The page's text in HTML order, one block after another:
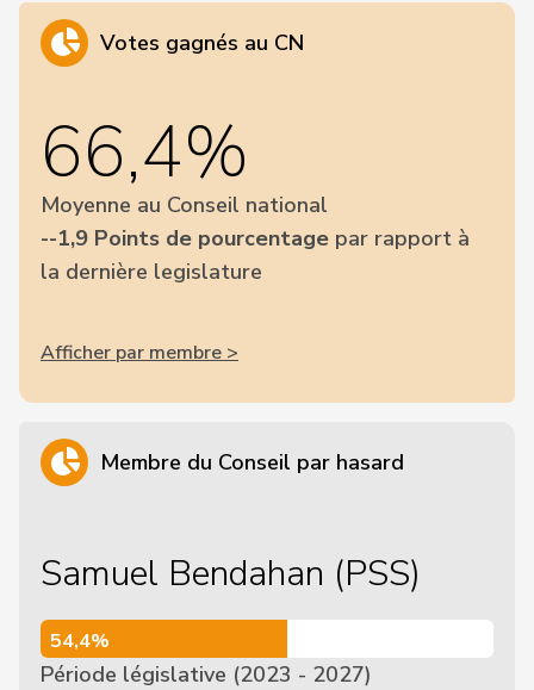
Votes gagnés au CN
66,4%
Moyenne au Conseil national
--1,9 Points de pourcentage par rapport à
la dernière legislature
Afficher par membre >
Membre du Conseil par hasard
Samuel Bendahan (PSS)
54,4%
54,4%
Période législative (2023 - 2027)